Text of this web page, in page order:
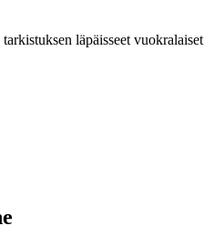
läpäisseet vuokralaiset